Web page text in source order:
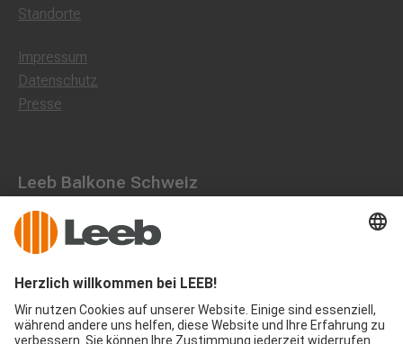
Standorte
Impressum
Datenschutz
Presse
Leeb Balkone Schweiz
Landstraße 71, 8750 Glarus
055 536 16 53
office@leeb-balkone.com